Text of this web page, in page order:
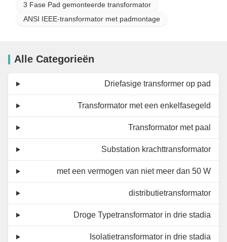
3 Fase Pad gemonteerde transformator
ANSI IEEE-transformator met padmontage
Alle Categorieën
Driefasige transformer op pad
Transformator met een enkelfasegeld
Transformator met paal
Substation krachttransformator
met een vermogen van niet meer dan 50 W
distributietransformator
Droge Typetransformator in drie stadia
Isolatietransformator in drie stadia